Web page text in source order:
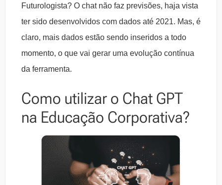
Futurologista? O chat não faz previsões, haja vista
ter sido desenvolvidos com dados até 2021. Mas, é
claro, mais dados estão sendo inseridos a todo
momento, o que vai gerar uma evolução contínua
da ferramenta.
Como utilizar o Chat GPT
na Educação Corporativa?